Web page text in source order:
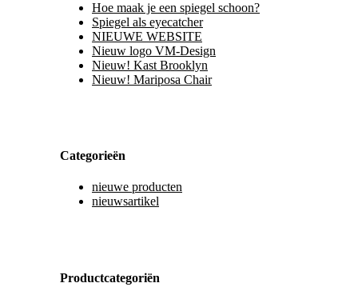
Hoe maak je een spiegel schoon?
Spiegel als eyecatcher
NIEUWE WEBSITE
Nieuw logo VM-Design
Nieuw! Kast Brooklyn
Nieuw! Mariposa Chair
Categorieën
nieuwe producten
nieuwsartikel
Productcategoriën